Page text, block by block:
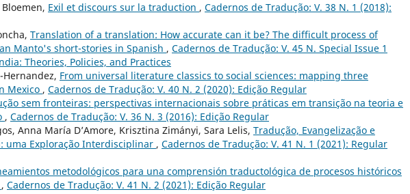
Exil et discours sur la traduction , Cadernos de Tradução: V. 38 N. 1 (2018):
Translation of a translation: How accurate can it be? The difficult process of
Manto's short-stories in Spanish , Cadernos de Tradução: V. 45 N. Special Issue 1
Theories, Policies, and Practices
Hernandez, From universal literature classics to social sciences: mapping three
Mexico , Cadernos de Tradução: V. 40 N. 2 (2020): Edição Regular
sem fronteiras: perspectivas internacionais sobre práticas em transição na teoria e
, Cadernos de Tradução: V. 36 N. 3 (2016): Edição Regular
Anna María D’Amore, Krisztina Zimányi, Sara Lelis, Tradução, Evangelização e
uma Exploração Interdisciplinar , Cadernos de Tradução: V. 41 N. 1 (2021): Regular
metodológicos para una comprensión traductológica de procesos históricos
, Cadernos de Tradução: V. 41 N. 2 (2021): Edição Regular